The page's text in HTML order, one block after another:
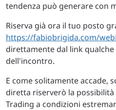
tendenza può generare con
Riserva già ora il tuo posto
https://fabiobrigida.com/
direttamente dal link
dell'incontro.
E come solitamente accade,
diretta riserverò la
Trading a condizioni